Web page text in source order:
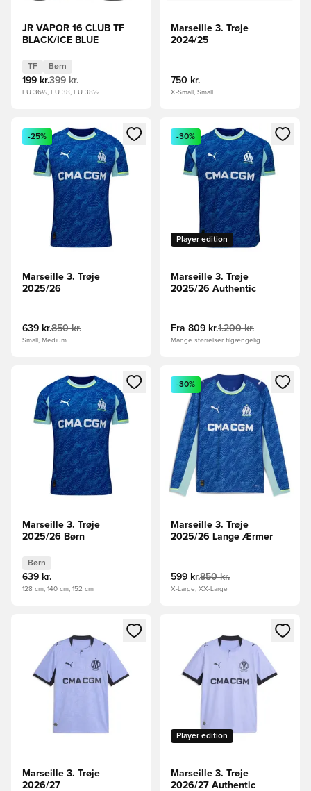
JR VAPOR 16 CLUB TF
BLACK/ICE BLUE
TF Børn
199 kr.399 kr.
EU 36½, EU 38, EU 38½
Marseille 3. Trøje
2024/25
750 kr.
X-Small, Small
Åbner en Modal til at logge ind eller tilmelde dig som
-25%
Marseille 3. Trøje
2025/26
639 kr.850 kr.
Small, Medium
Åbner en Modal til at logge
Player edition
-30%
Marseille 3. Trøje
2025/26 Authentic
Fra 809 kr.1.200 kr.
Mange størrelser tilgængelig
Åbner en Modal til at logge ind eller tilmelde dig som
Marseille 3. Trøje
2025/26 Børn
Børn
639 kr.
128 cm, 140 cm, 152 cm
Åbner en Modal til at logge
-30%
Marseille 3. Trøje
2025/26 Lange Ærmer
599 kr.850 kr.
X-Large, XX-Large
Åbner en Modal til at logge ind eller tilmelde dig som
Marseille 3. Trøje
2026/27
Åbner en Modal til at logge
Player edition
Marseille 3. Trøje
2026/27 Authentic